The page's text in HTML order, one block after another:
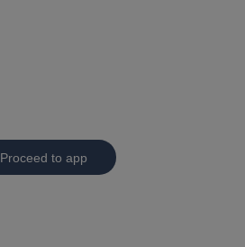
Proceed to app